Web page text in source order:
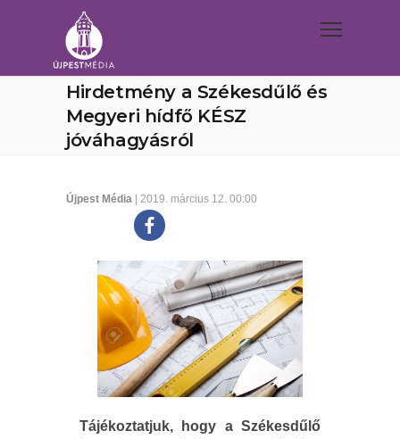
Hirdetmény a Székesdűlő és
Megyeri hídfő KÉSZ
jóváhagyásról
Újpest Média | 2019. március 12. 00:00
Tájékoztatjuk, hogy a Székesdűlő